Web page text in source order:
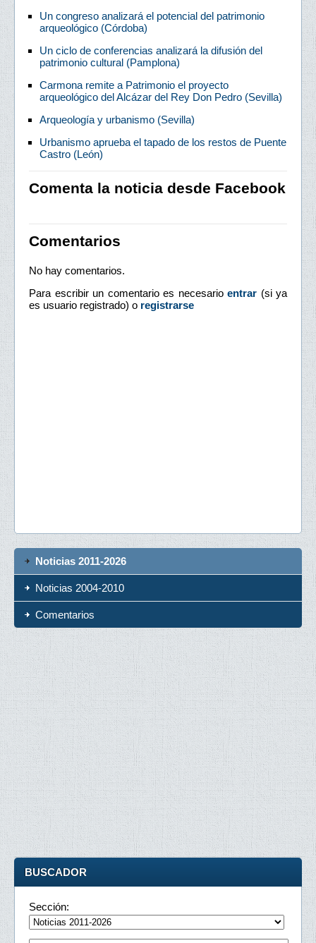
Un congreso analizará el potencial del patrimonio
arqueológico (Córdoba)
Un ciclo de conferencias analizará la difusión del
patrimonio cultural (Pamplona)
Carmona remite a Patrimonio el proyecto
arqueológico del Alcázar del Rey Don Pedro (Sevilla)
Arqueología y urbanismo (Sevilla)
Urbanismo aprueba el tapado de los restos de Puente
Castro (León)
Comenta la noticia desde Facebook
Comentarios
No hay comentarios.
Para escribir un comentario es necesario entrar (si ya
es usuario registrado) o registrarse
Noticias 2011-2026
Noticias 2004-2010
Comentarios
BUSCADOR
Sección: